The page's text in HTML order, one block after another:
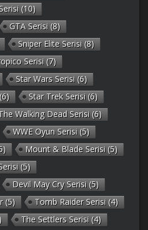
(10)
GTA Serisi (8)
Sniper Elite Serisi (8)
Serisi (7)
Star Wars Serisi (6)
(6) Star Trek Serisi (6)
Walking Dead Serisi (6)
WWE Oyun Serisi (5)
Mount & Blade Serisi (5)
(5)
Devil May Cry Serisi (5)
(5) Tomb Raider Serisi (4)
The Settlers Serisi (4)